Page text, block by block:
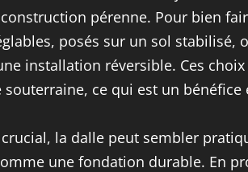
construction pérenne. Pour bien
posés sur un sol stabilisé,
installation réversible. Ces
ce qui est un
la dalle peut sembler
une fondation durable. En